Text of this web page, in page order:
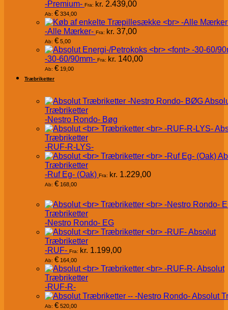
-Premium- Fra: kr. 2.439,00
Ab: € 334,00
-Alle Mærker- Fra: kr. 37,00
Ab: € 5,00
-30-60/90mm- Fra: kr. 140,00
Ab: € 19,00
Træbriketter
Træbriketter
-Nestro Rondo- Bøg
Træbriketter
-RUF-R-LYS-
Træbriketter
-Ruf Eg- (Oak) Fra: kr. 1.229,00
Ab: € 168,00
Træbriketter
-Nestro Rondo- EG
Absolut
Træbriketter
-RUF- Fra: kr. 1.199,00
Ab: € 164,00
Absolut
Træbriketter
-RUF-R-
Absolut
Ab: € 520,00